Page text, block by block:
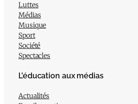
Luttes
Médias
Musique
Sport
Société
Spectacles
L’éducation aux médias
Actualités